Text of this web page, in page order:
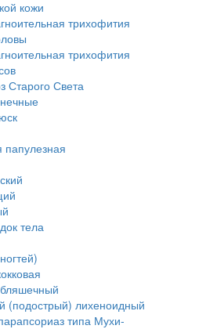
кожи
трихофития
трихофития
Старого Света
папулезная
тела
(подострый) лихеноидный
типа Мухи-